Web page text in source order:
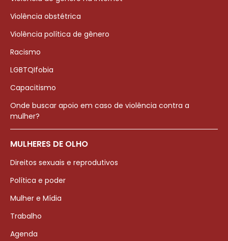
Violência obstétrica
Violência política de gênero
Racismo
LGBTQIfobia
Capacitismo
Onde buscar apoio em caso de violência contra a
mulher?
MULHERES DE OLHO
Direitos sexuais e reprodutivos
Política e poder
Mulher e Mídia
Trabalho
Agenda